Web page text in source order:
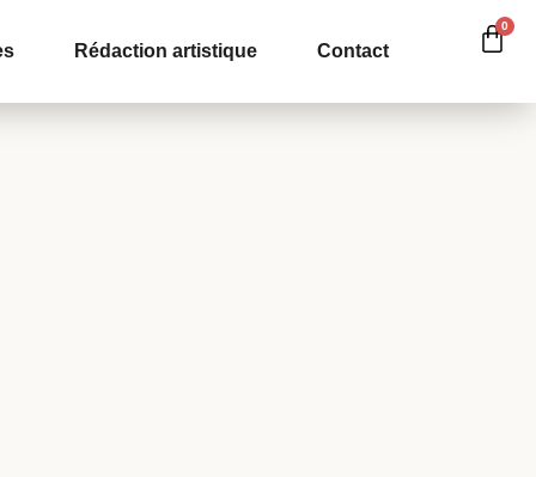
Rédaction artistique Contact
0